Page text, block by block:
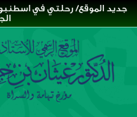
جديد الموقع/ رحلتي في